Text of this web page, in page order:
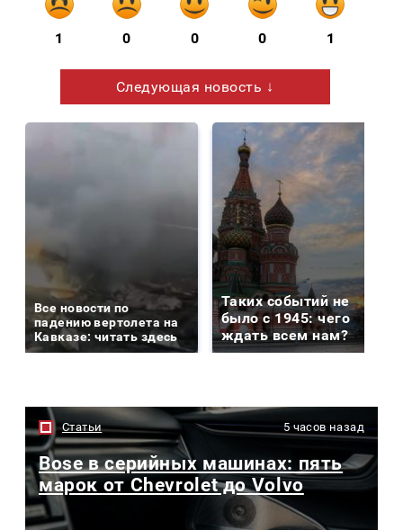
1 0 0 0 1
Следующая новость ↓
Все новости по
падению вертолета на
Кавказе: читать здесь
Таких событий не
было с 1945: чего
ждать всем нам?
Статьи 5 часов назад
Bose в серийных машинах: пять
марок от Chevrolet до Volvo